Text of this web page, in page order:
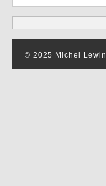
© 2025 Michel Lewin